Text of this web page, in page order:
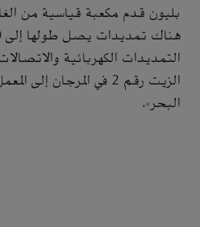
بليون قدم مكعبة قياسية من
التمديدات الكهربائية
الزيت رقم 2 في المرجان
البحر».